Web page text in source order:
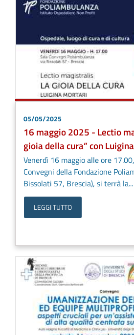
05/05/2025
16 maggio 2025 - Lectio
gioia della cura” con
Venerdì 16 maggio alle ore
Convegni della Fondazione
Bissolati 57, Brescia), si terrà la...
LEGGI TUTTO